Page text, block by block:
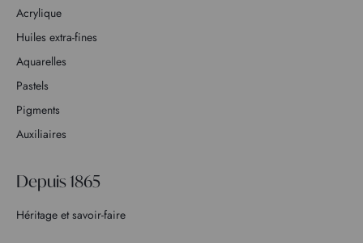
Acrylique
Huiles extra-fines
Aquarelles
Pastels
Pigments
Auxiliaires
Depuis 1865
Héritage et savoir-faire